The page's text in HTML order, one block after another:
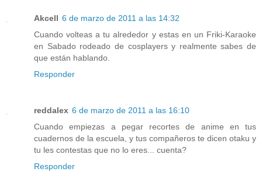
Akcell 6 de marzo de 2011 a las 14:32
Cuando volteas a tu alrededor y estas en un Friki-Karaoke
en Sabado rodeado de cosplayers y realmente sabes de
que están hablando.
Responder
reddalex 6 de marzo de 2011 a las 16:10
Cuando empiezas a pegar recortes de anime en tus
cuadernos de la escuela, y tus compañeros te dicen otaku y
tu les contestas que no lo eres... cuenta?
Responder